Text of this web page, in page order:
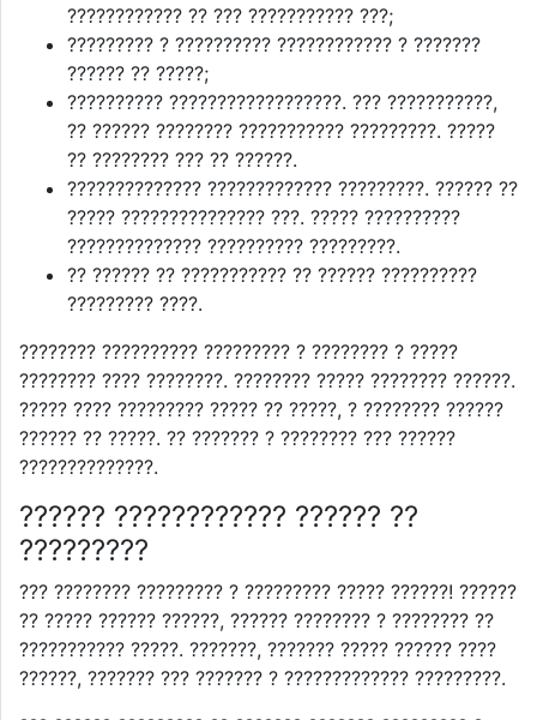
???????????? ?? ??? ??????????? ???;
????????? ? ?????????? ???????????? ? ???????
?????? ?? ?????;
?????????? ??????????????????. ??? ???????????,
?? ?????? ???????? ??????????? ?????????. ?????
?? ???????? ??? ?? ??????.
?????????????? ????????????? ?????????. ?????? ??
????? ??????????????? ???. ????? ??????????
?????????????? ?????????? ?????????.
?? ?????? ?? ??????????? ?? ?????? ??????????
????????? ????.
???????? ?????????? ????????? ? ???????? ? ?????
???????? ???? ????????. ???????? ????? ???????? ??????.
????? ???? ????????? ????? ?? ?????, ? ???????? ??????
?????? ?? ?????. ?? ??????? ? ???????? ??? ??????
??????????????.
?????? ???????????? ?????? ??
?????????
??? ???????? ????????? ? ????????? ????? ??????! ??????
?? ????? ?????? ??????, ?????? ???????? ? ???????? ??
??????????? ?????. ???????, ??????? ????? ?????? ????
??????, ??????? ??? ??????? ? ????????????? ?????????.